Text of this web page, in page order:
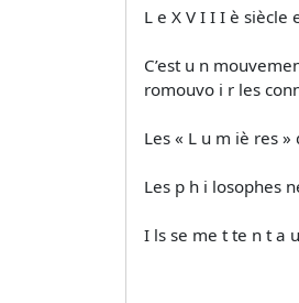
L e X V I I I è siècle
C’est u n
romouvo i r les
Les « L u m iè res
Les p h i losophes
I ls se me t te n t a